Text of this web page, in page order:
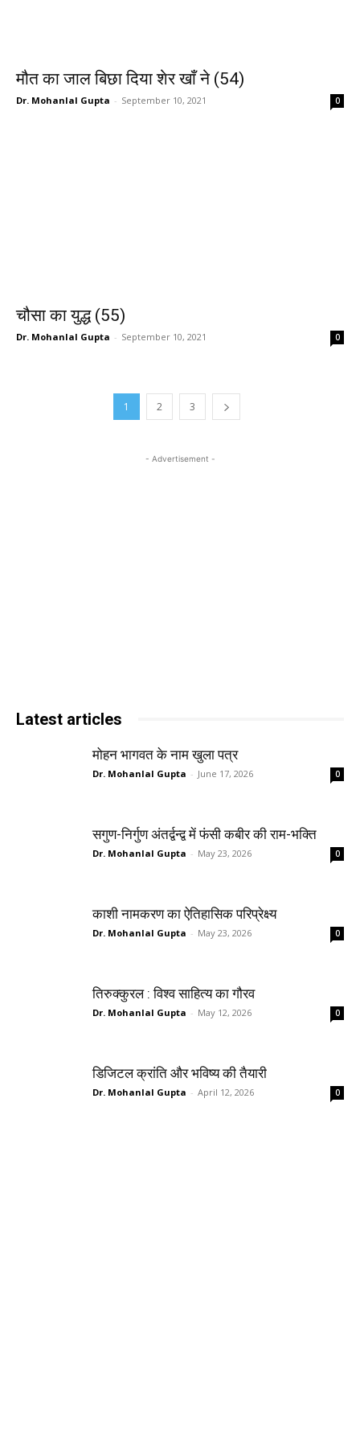
मौत का जाल बिछा दिया शेर खाँ ने (54)
Dr. Mohanlal Gupta - September 10, 2021 0
चौसा का युद्ध (55)
Dr. Mohanlal Gupta - September 10, 2021 0
1 2 3
- Advertisement -
Latest articles
मोहन भागवत के नाम खुला पत्र
Dr. Mohanlal Gupta - June 17, 2026 0
सगुण-निर्गुण अंतर्द्वन्द्व में फंसी कबीर की राम-भक्ति
Dr. Mohanlal Gupta - May 23, 2026 0
काशी नामकरण का ऐतिहासिक परिप्रेक्ष्य
Dr. Mohanlal Gupta - May 23, 2026 0
तिरुक्कुरल : विश्व साहित्य का गौरव
Dr. Mohanlal Gupta - May 12, 2026 0
डिजिटल क्रांति और भविष्य की तैयारी
Dr. Mohanlal Gupta - April 12, 2026 0